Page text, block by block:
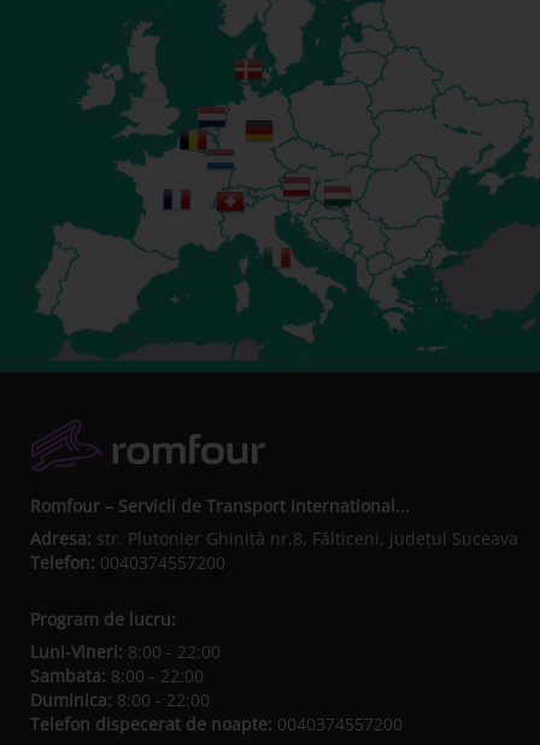
Romfour – Servicii de Transport International...
Adresa: str. Plutonier Ghiniţă nr.8, Fălticeni, judeţul Suceava
Telefon: 0040374557200
Program de lucru:
Luni-Vineri: 8:00 - 22:00
Sambata: 8:00 - 22:00
Duminica: 8:00 - 22:00
Telefon dispecerat de noapte: 0040374557200